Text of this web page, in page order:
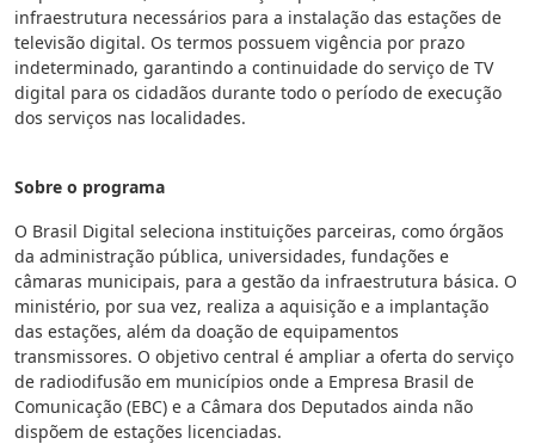
infraestrutura necessários para a instalação das estações de
televisão digital. Os termos possuem vigência por prazo
indeterminado, garantindo a continuidade do serviço de TV
digital para os cidadãos durante todo o período de execução
dos serviços nas localidades.
Sobre o programa
O Brasil Digital seleciona instituições parceiras, como órgãos
da administração pública, universidades, fundações e
câmaras municipais, para a gestão da infraestrutura básica. O
ministério, por sua vez, realiza a aquisição e a implantação
das estações, além da doação de equipamentos
transmissores. O objetivo central é ampliar a oferta do serviço
de radiodifusão em municípios onde a Empresa Brasil de
Comunicação (EBC) e a Câmara dos Deputados ainda não
dispõem de estações licenciadas.